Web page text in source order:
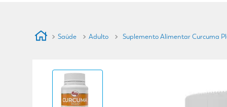
Dermocosméticos
Higiene & Beleza
Conveniência
Saúde Adulto Suplemento Alimentar Curcuma